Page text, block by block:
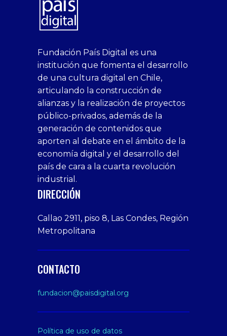
1xbet
canlı
casino
siteleri
bedava
bonus
veren
siteler
1xbet
deneme
bonusu
veren
siteleri
deneme
bonusu
Sikis
siteleri
bonusu
veren
siteler
casino
siteleri
1win
xslot
sahabet
giriş
1xbet
giriş
tarafbet
giriş
bonusu
veren
siteler
deneme
bonusu
Deneme
bonusu
veren
siteler
escort
casino
siteleri
bonusu
bahis
siteleri
Hot
Couple
xxx
homemade
porn
on
webcam
Cumshots
Tits
Free
Amateur
Porn
Xxx
Indian
Big
Butt
sex
Step
yenigiris.com
Giriş
bonusu
veren
siteler
deneme
bonusu
veren
siteler
Fundación País Digital es una
institución que fomenta el desarrollo
de una cultura digital en Chile,
articulando la construcción de
alianzas y la realización de proyectos
público-privados, además de la
generación de contenidos que
aporten al debate en el ámbito de la
economía digital y el desarrollo del
país de cara a la cuarta revolución
industrial.
DIRECCIÓN
Callao 2911, piso 8, Las Condes, Región
Metropolitana
CONTACTO
fundacion@paisdigital.org
Política de uso de datos